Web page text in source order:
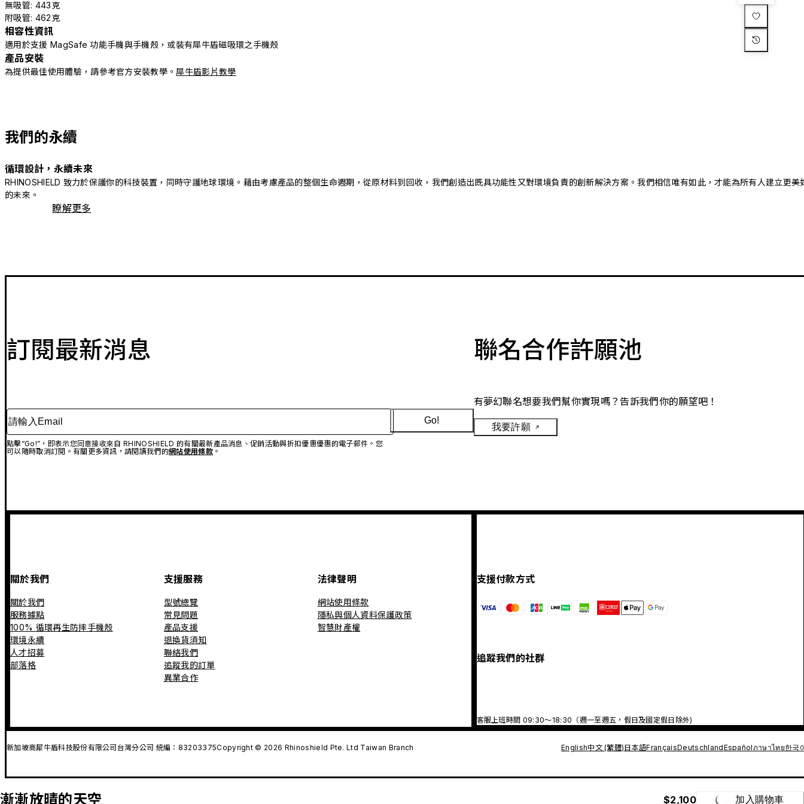
無吸管: 443克
附吸管: 462克
相容性資訊
適用於支援 MagSafe 功能手機與手機殼，或裝有犀牛盾磁吸環之手機殼
產品安裝
為提供最佳使用體驗，請參考官方安裝教學。 犀牛盾影片教學
我們的永續
循環設計，永續未來
RHINOSHIELD 致力於保護你的科技裝置，同時守護地球環境。藉由考慮產品的整個生命週期，從原材料到回收，我們創造出既具功能性又對環境負責的創新解決方案。我們相信唯有如此，才能為所有人建立更美
的未來。
瞭解更多
$2,100 加入購物車
漸漸放晴的天空
訂閱最新消息
請輸入Email
點擊“Go!”，即表示您同意接收來自 RHINOSHIELD 的有關最新產品消息、促銷活動與折扣優惠優惠的電子郵件。您
可以隨時取消訂閱。有關更多資訊，請閱讀我們的網站使用條款。
Go!
聯名合作許願池
有夢幻聯名想要我們幫你實現嗎？告訴我們你的願望吧！
我要許願
關於我們
關於我們
服務據點
100% 循環再生防摔手機殼
環境永續
人才招募
部落格
支援服務
型號總覽
常見問題
產品支援
退換貨須知
聯絡我們
追蹤我的訂單
異業合作
法律聲明
網站使用條款
隱私與個人資料保護政策
智慧財產權
支援付款方式
追蹤我們的社群
客服上班時間 09:30～18:30（週一至週五，假日及國定假日除外)
English中文 (繁體)日本語FrançaisDeutschlandEspañolภาษาไทย한국
新加坡商犀牛盾科技股份有限公司台灣分公司 統編：83203375Copyright © 2026 Rhinoshield Pte. Ltd Taiwan Branch